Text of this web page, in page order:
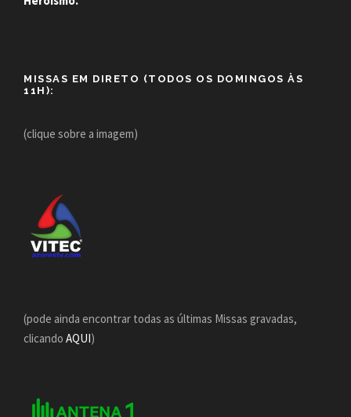
MISSAS EM DIRETO (TODOS OS DOMINGOS ÀS
11H):
(clique sobre a imagem)
(pode ainda encontrar todas as últimas Missas gravadas,
clicando AQUI)